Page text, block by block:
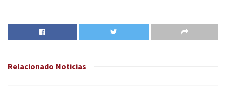
Relacionado Noticias